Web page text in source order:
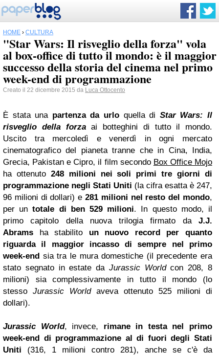
HOME › CULTURA
"Star Wars: Il risveglio della forza" vola
al box-office di tutto il mondo: è il maggior
successo della storia del cinema nel primo
week-end di programmazione
Creato il 22 dicembre 2015 da Luca Ottocento
È stata una partenza da urlo quella di Star Wars: Il
risveglio della forzaai botteghini di tutto il mondo.
Uscito tra mercoledì e venerdì in ogni mercato
cinematografico del pianeta tranne che in Cina, India,
Grecia, Pakistan e Cipro, il film secondo Box Office Mojo
ha ottenuto 248 milioni nei soli primi tre giorni di
programmazione negli Stati Uniti (la cifra esatta è 247,
96 milioni di dollari) e 281 milioni nel resto del mondo,
per untotale di ben 529 milioni. In questo modo, il
primo capitolo della nuova trilogia firmato da J.J.
Abrams ha stabilito un nuovo record per quanto
riguarda il maggior incasso di sempre nel primo
week-end sia tra le mura domestiche (il precedente era
stato segnato in estate da Jurassic Worldcon 208, 8
milioni) sia complessivamente in tutto il mondo (lo
stesso Jurassic Worldaveva ottenuto 525 milioni di
dollari).
Jurassic World, invece, rimane in testa nel primo
week-end di programmazione al di fuori degli Stati
Uniti (316, 1 milioni contro 281), anche se c'è da